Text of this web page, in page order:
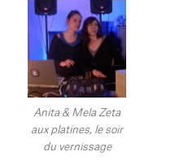
Anita & Mela Zeta
aux platines, le soir
du vernissage